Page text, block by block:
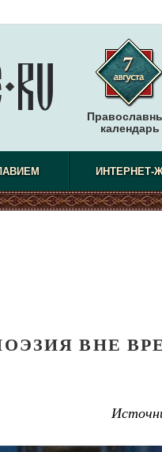
календарь
ИНТЕРНЕТ-
ВНЕ